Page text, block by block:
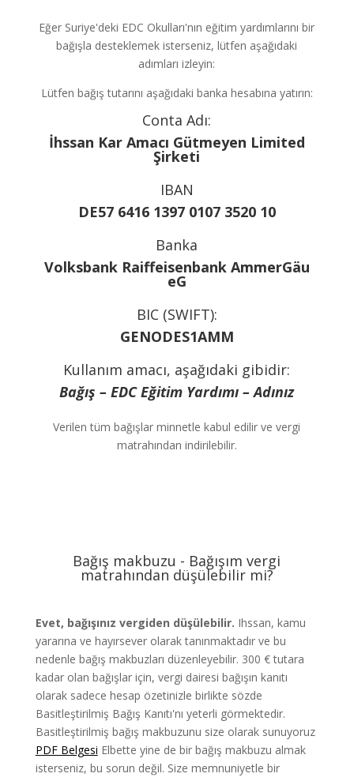
Eğer Suriye'deki EDC Okulları'nın eğitim yardımlarını bir
bağışla desteklemek isterseniz, lütfen aşağıdaki
adımları izleyin:
Lütfen bağış tutarını aşağıdaki banka hesabına yatırın:
Conta Adı:
İhssan Kar Amacı Gütmeyen Limited
Şirketi
IBAN
DE57 6416 13970107 3520 10
Banka
Volksbank Raiffeisenbank AmmerGäu
eG
BIC (SWIFT):
GENODES1AMM
Kullanım amacı, aşağıdaki gibidir:
Bağış – EDC Eğitim Yardımı – Adınız
Verilen tüm bağışlar minnetle kabul edilir ve vergi
matrahından indirilebilir.
Bağış makbuzu - Bağışım vergi
matrahından düşülebilir mi?
Evet, bağışınız vergiden düşülebilir. Ihssan, kamu
yararına ve hayırsever olarak tanınmaktadır ve bu
nedenle bağış makbuzları düzenleyebilir. 300 € tutara
kadar olan bağışlar için, vergi dairesi bağışın kanıtı
olarak sadece hesap özetinizle birlikte sözde
Basitleştirilmiş Bağış Kanıtı'nı yeterli görmektedir.
Basitleştirilmiş bağış makbuzunu size olarak sunuyoruz
PDF Belgesi Elbette yine de bir bağış makbuzu almak
isterseniz, bu sorun değil. Size memnuniyetle bir